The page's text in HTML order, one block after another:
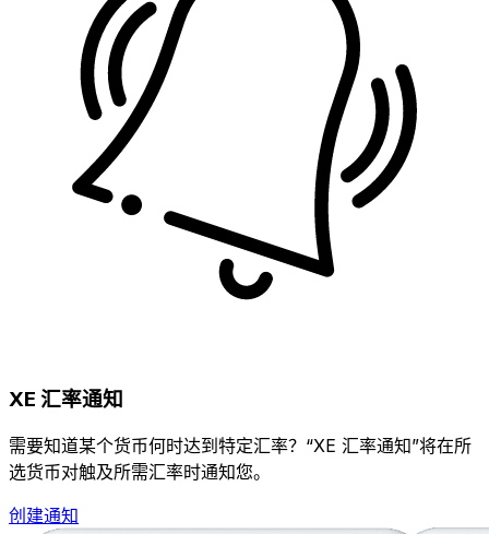
XE 汇率通知
需要知道某个货币何时达到特定汇率？“XE 汇率通知”将在所
选货币对触及所需汇率时通知您。
创建通知